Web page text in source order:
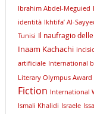
Ibrahim Abdel-Meguied
identità Ikhtifa’ Al-
Tunisi Il naufragio
Inaam Kachachi
artificiale International
Literary Olympus Award
Fiction International
Ismali Khalidi Israele